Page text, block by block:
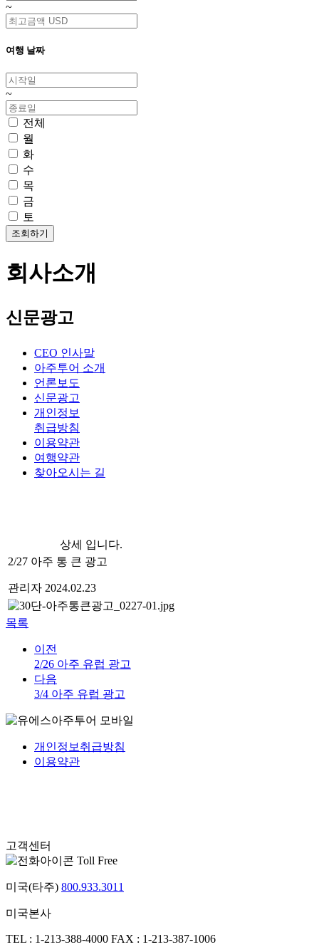
~
여행 날짜
~
전체
월
화
수
목
금
토
회사소개
신문광고
CEO 인사말
아주투어 소개
언론보도
신문광고
개인정보
취급방침
이용약관
여행약관
찾아오시는 길
상세 입니다.
2/27 아주 통 큰 광고
관리자 2024.02.23
목록
이전
2/26 아주 유럽 광고
다음
3/4 아주 유럽 광고
개인정보취급방침
이용약관
고객센터
Toll Free
미국(타주) 800.933.3011
미국본사
TEL : 1-213-388-4000 FAX : 1-213-387-1006